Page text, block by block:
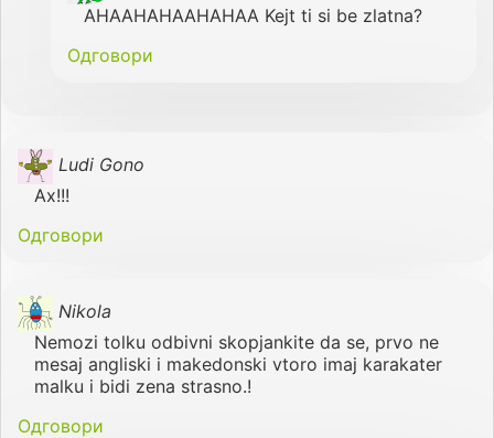
AHAAHAHAAHAHAA Kejt ti si be zlatna?
Одговори
Ludi Gono
Ах!!!
Одговори
Nikola
Nemozi tolku odbivni skopjankite da se, prvo ne
mesaj angliski i makedonski vtoro imaj karakater
malku i bidi zena strasno.!
Одговори